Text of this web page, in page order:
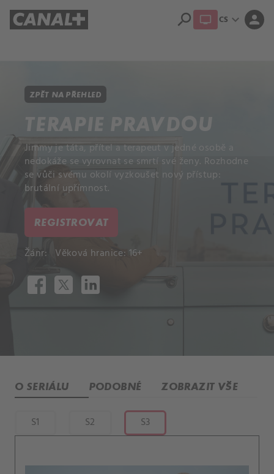
search CS expand_more person
ZPĚT NA PŘEHLED
TERAPIE PRAVDOU
Jimmy je táta, přítel a terapeut v jedné osobě a
nedokáže se vyrovnat se smrtí své ženy. Rozhodne
se vůči svému okolí vyzkoušet nový přístup:
brutální upřímnost.
REGISTROVAT
Žánr: Věková hranice: 16+
O SERIÁLU PODOBNÉ ZOBRAZIT VŠE
S1 S2 S3